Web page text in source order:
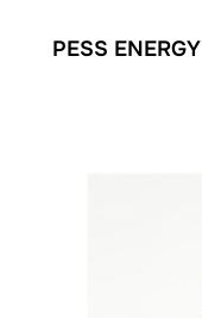
PESS ENERGY